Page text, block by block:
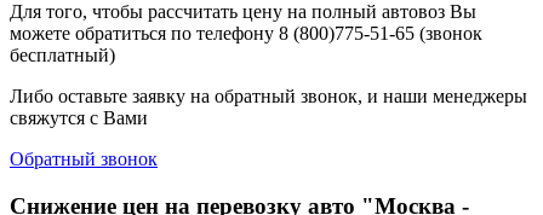
Для того, чтобы рассчитать цену на полный автовоз Вы
можете обратиться по телефону 8 (800)775-51-65 (звонок
бесплатный)
Либо оставьте заявку на обратный звонок, и наши менеджеры
свяжутся с Вами
Обратный звонок
Снижение цен на перевозку авто "Москва -